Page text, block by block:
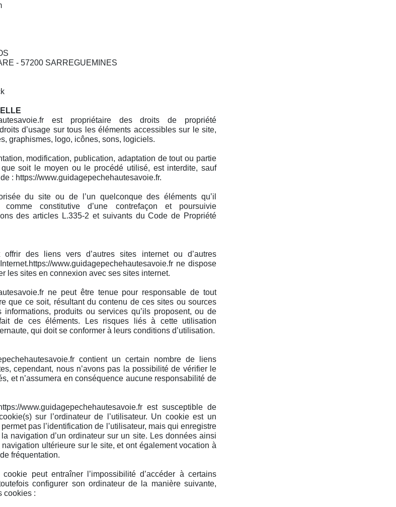
- 57200 SARREGUEMINES
est propriétaire des droits de propriété
d’usage sur tous les éléments accessibles sur le site,
graphismes, logo, icônes, sons, logiciels.
modification, publication, adaptation de tout ou partie
soit le moyen ou le procédé utilisé, est interdite, sauf
: https://www.guidagepechehautesavoie.fr.
du site ou de l’un quelconque des éléments qu’il
constitutive d’une contrefaçon et poursuivie
des articles L.335-2 et suivants du Code de Propriété
offrir des liens vers d’autres sites internet ou d’autres
www.guidagepechehautesavoie.fr ne dispose
les sites en connexion avec ses sites internet.
ne peut être tenue pour responsable de tout
que ce soit, résultant du contenu de ces sites ou sources
informations, produits ou services qu’ils proposent, ou de
de ces éléments. Les risques liés à cette utilisation
qui doit se conformer à leurs conditions d’utilisation.
contient un certain nombre de liens
cependant, nous n’avons pas la possibilité de vérifier le
et n’assumera en conséquence aucune responsabilité de
www.guidagepechehautesavoie.fr est susceptible de
sur l’ordinateur de l’utilisateur. Un cookie est un
pas l’identification de l’utilisateur, mais qui enregistre
navigation d’un ordinateur sur un site. Les données ainsi
ultérieure sur le site, et ont également vocation à
fréquentation.
cookie peut entraîner l’impossibilité d’accéder à certains
configurer son ordinateur de la manière suivante,
cookies :